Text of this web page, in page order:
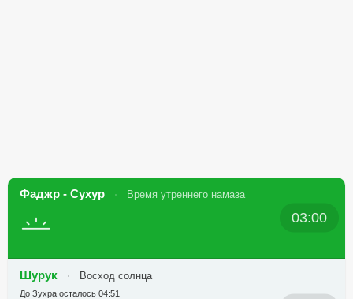
Фаджр - Сухур Время утреннего намаза
03:00
Шурук Восход солнца
До Зухра осталось 04:51